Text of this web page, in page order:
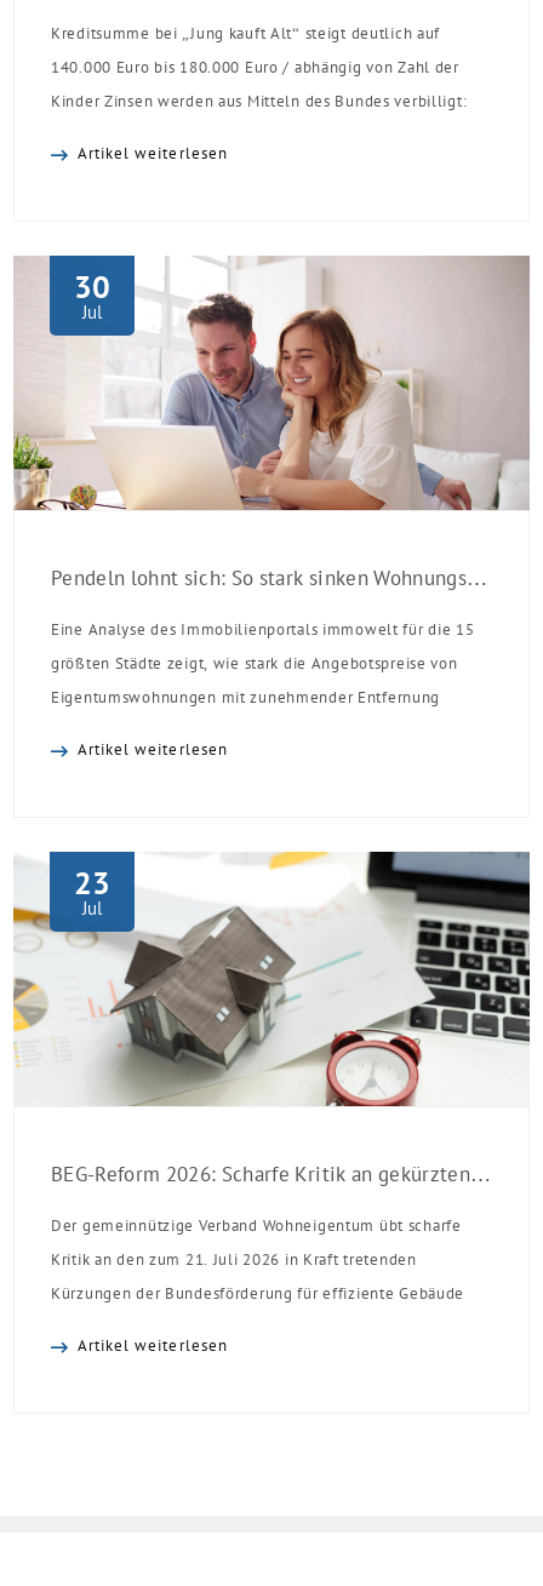
Kreditsumme bei „Jung kauft Alt“ steigt deutlich auf
140.000 Euro bis 180.000 Euro / abhängig von Zahl der
Kinder Zinsen werden aus Mitteln des Bundes verbilligt:
Einzelmaßnahmen […]
Artikel weiterlesen
30
Jul
Pendeln lohnt sich: So stark sinken Wohnungspreise im Umland
Eine Analyse des Immobilienportals immowelt für die 15
größten Städte zeigt, wie stark die Angebotspreise von
Eigentumswohnungen mit zunehmender Entfernung
Artikel weiterlesen
23
Jul
BEG-Reform 2026: Scharfe Kritik an gekürzten Sanierungsförderungen
Der gemeinnützige Verband Wohneigentum übt scharfe
Kritik an den zum 21. Juli 2026 in Kraft tretenden
Kürzungen der Bundesförderung für effiziente Gebäude
Artikel weiterlesen